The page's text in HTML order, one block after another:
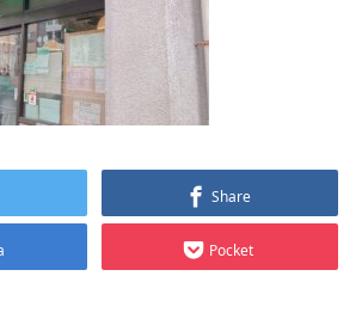
Share
Pocket